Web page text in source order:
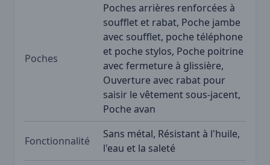
Poches
Poches arrières renforcées à
soufflet et rabat, Poche jambe
avec soufflet, poche téléphone
et poche stylos, Poche poitrine
avec fermeture à glissière,
Ouverture avec rabat pour
saisir le vêtement sous-jacent,
Poche avan
Fonctionnalité
Sans métal, Résistant à l'huile,
l'eau et la saleté